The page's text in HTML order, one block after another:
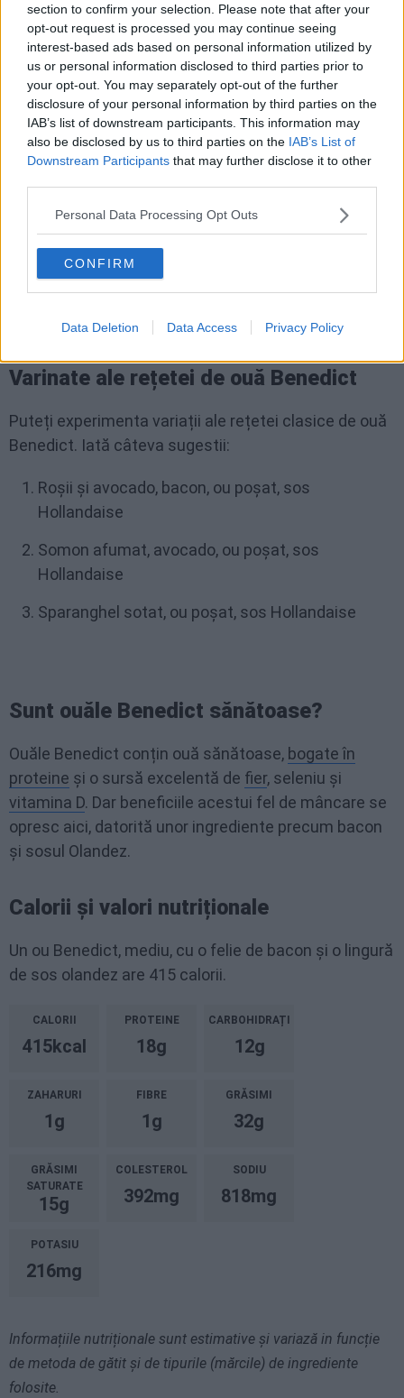
section to confirm your selection. Please note that after your
opt-out request is processed you may continue seeing
interest-based ads based on personal information utilized by
us or personal information disclosed to third parties prior to
your opt-out. You may separately opt-out of the further
disclosure of your personal information by third parties on the
IAB’s list of downstream participants. This information may
also be disclosed by us to third parties on the IAB’s List of
Downstream Participants that may further disclose it to other
Personal Data Processing Opt Outs
CONFIRM
Data Deletion Data Access Privacy Policy
Acest preparat este cel mai bun atunci când este
savurat proaspăt făcut. Puteți să acoperiți și să
păstrați sosul Olandez la cald în timp ce preparați
celelalte componente ale rețetei, dar nu vă
recomandăm să le preparați din timp.
Care este diferența dintre ouă
Florentine și ouă Benedict?
Ouăle Florentineau un strat de spanac sotat sub
ouăle poșate, dar, în rest, ambele au o brioșă
englezească prăjită și sunt acoperite cu sos
Olandez.
Varinate ale rețetei de ouă Benedict
Puteți experimenta variații ale rețetei clasice de ouă
Benedict. Iată câteva sugestii:
Roșii și avocado, bacon, ou poșat, sos
Hollandaise
Somon afumat, avocado, ou poșat, sos
Hollandaise
Sparanghel sotat, ou poșat, sos Hollandaise
Sunt ouăle Benedict sănătoase?
Ouăle Benedict conțin ouă sănătoase, bogate în
proteine și o sursă excelentă de fier, seleniu și
vitamina D. Dar beneficiile acestui fel de mâncare se
opresc aici, datorită unor ingrediente precum bacon
și sosul Olandez.
Calorii și valori nutriționale
Un ou Benedict, mediu, cu o felie de bacon și o lingură
de sos olandez are 415 calorii.
CALORII
415kcal
PROTEINE
18g
CARBOHIDRAȚI
12g
ZAHARURI
1g
FIBRE
1g
GRĂSIMI
32g
GRĂSIMI
SATURATE
15g
COLESTEROL
392mg
SODIU
818mg
POTASIU
216mg
Informațiile nutriționale sunt estimative și variază in funcție
de metoda de gătit și de tipurile (mărcile) de ingrediente
folosite.